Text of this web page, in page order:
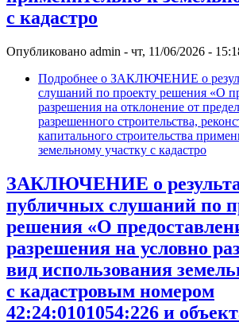
с кадастро
Опубликовано admin - чт, 11/06/2026 -
Подробнее о ЗАКЛЮЧЕНИЕ о
слушаний по проекту решения «О
разрешения на отклонение от
разрешенного строительства,
капитального строительства
земельному участку с кадастро
ЗАКЛЮЧЕНИЕ о
публичных слушаний по
решения «О
разрешения на условно
вид использования
с кадастровым номером
42:24:0101054:226 и